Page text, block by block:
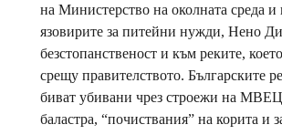
на Министерство на околната среда
язовирите за питейни нужди, Нено
безстопанственост и към реките,
срещу правителството. Българските
биват убивани чрез строежи на
баластра, “почиствания” на корита и